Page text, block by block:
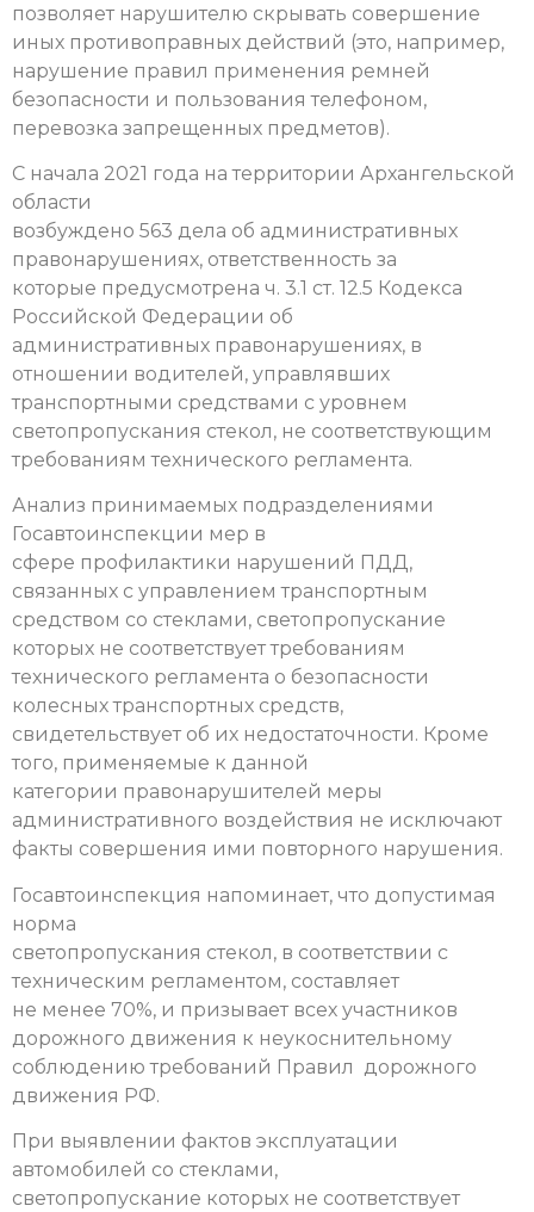
позволяет нарушителю скрывать совершение
иных противоправных действий (это, например,
нарушение правил применения ремней
безопасности и пользования телефоном,
перевозка запрещенных предметов).
С начала 2021 года на территории Архангельской
области
возбуждено 563 дела об административных
правонарушениях, ответственность за
которые предусмотрена ч. 3.1 ст. 12.5 Кодекса
Российской Федерации об
административных правонарушениях, в
отношении водителей, управлявших
транспортными средствами с уровнем
светопропускания стекол, не соответствующим
требованиям технического регламента.
Анализ принимаемых подразделениями
Госавтоинспекции мер в
сфере профилактики нарушений ПДД,
связанных с управлением транспортным
средством со стеклами, светопропускание
которых не соответствует требованиям
технического регламента о безопасности
колесных транспортных средств,
свидетельствует об их недостаточности. Кроме
того, применяемые к данной
категории правонарушителей меры
административного воздействия не исключают
факты совершения ими повторного нарушения.
Госавтоинспекция напоминает, что допустимая
норма
светопропускания стекол, в соответствии с
техническим регламентом, составляет
не менее 70%, и призывает всех участников
дорожного движения к неукоснительному
соблюдению требований Правил дорожного
движения РФ.
При выявлении фактов эксплуатации
автомобилей со стеклами,
светопропускание которых не соответствует